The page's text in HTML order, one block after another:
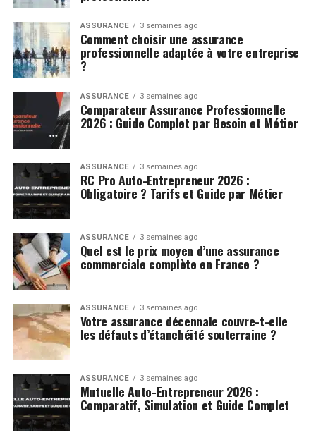
ASSURANCE 3 semaines ago
Comment choisir une assurance
professionnelle adaptée à votre entreprise
?
ASSURANCE 3 semaines ago
Comparateur Assurance Professionnelle
2026 : Guide Complet par Besoin et Métier
ASSURANCE 3 semaines ago
RC Pro Auto-Entrepreneur 2026 :
Obligatoire ? Tarifs et Guide par Métier
ASSURANCE 3 semaines ago
Quel est le prix moyen d’une assurance
commerciale complète en France ?
ASSURANCE 3 semaines ago
Votre assurance décennale couvre-t-elle
les défauts d’étanchéité souterraine ?
ASSURANCE 3 semaines ago
Mutuelle Auto-Entrepreneur 2026 :
Comparatif, Simulation et Guide Complet